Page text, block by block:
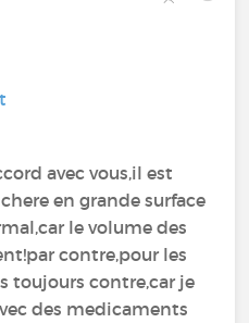
avec vous,il est
en grande surface
le volume des
contre,pour les
toujours contre,car je
des medicaments